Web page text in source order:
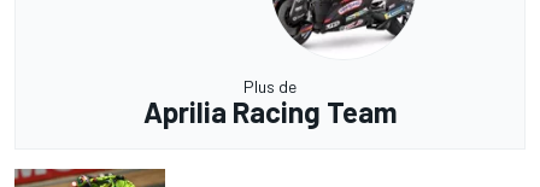
Plus de
Aprilia Racing Team